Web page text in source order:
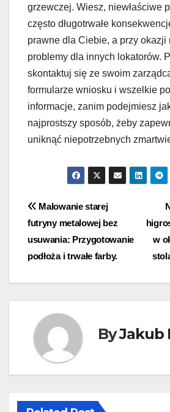
grzewczej. Wiesz, niewłaściwe
często długotrwałe
prawne dla Ciebie, a przy okazji
problemy dla innych lokatorów.
skontaktuj się ze swoim
formularze wniosku i wszelkie
informacje, zanim podejmiesz
najprostszy sposób, żeby
uniknąć niepotrzebnych
Nawigacja
wpisu
w
Malowanie starej
futryny metalowej bez
usuwania: Przygotowanie
podłoża i trwałe farby.
ByJakub